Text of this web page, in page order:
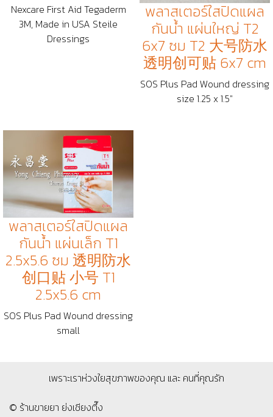
Nexcare First Aid Tegaderm
3M, Made in USA Steile
Dressings
พลาสเตอร์ใสปิดแผล
กันน้ำ แผ่นใหญ่ T2
6x7 ซม T2 大号防水
透明创可贴 6x7 cm
SOS Plus Pad Wound dressing
size 1.25 x 1.5"
พลาสเตอร์ใสปิดแผล
กันน้ำ แผ่นเล็ก T1
2.5x5.6 ซม 透明防水
创口贴 小号 T1
2.5x5.6 cm
SOS Plus Pad Wound dressing
small
เพราะเราห่วงใยสุขภาพของคุณ และ คนที่คุณรัก
© ร้านขายยา ย่งเชียงตึ๊ง